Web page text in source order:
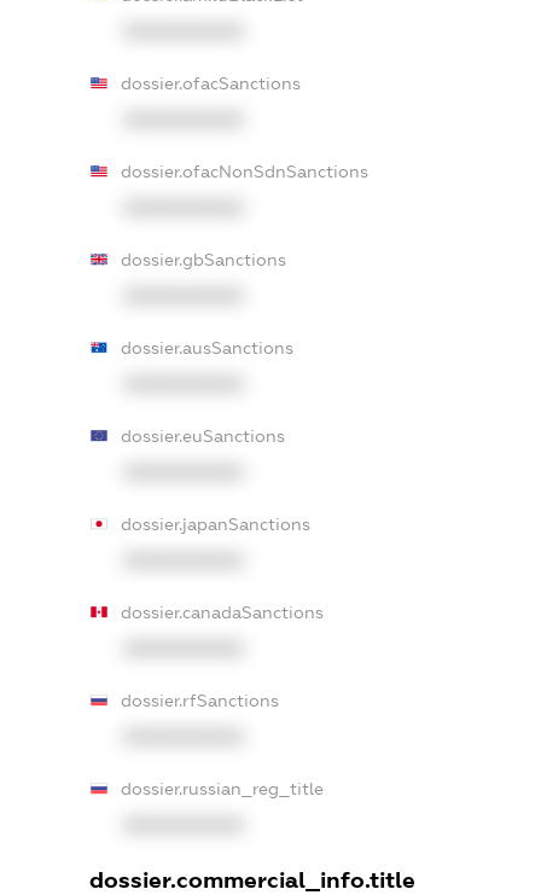
dossier.ofacSanctions
dossier.ofacNonSdnSanctions
dossier.gbSanctions
dossier.ausSanctions
dossier.euSanctions
dossier.japanSanctions
dossier.canadaSanctions
dossier.rfSanctions
dossier.russian_reg_title
dossier.commercial_info.title